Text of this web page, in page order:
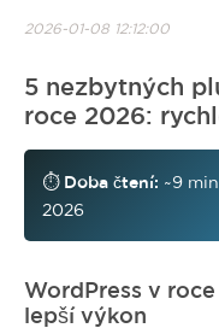
2026-01-08 12:12:00
5 nezbytných
roce 2026:
⏱️ Doba čtení: ~9
2026
WordPress v
lepší výkon